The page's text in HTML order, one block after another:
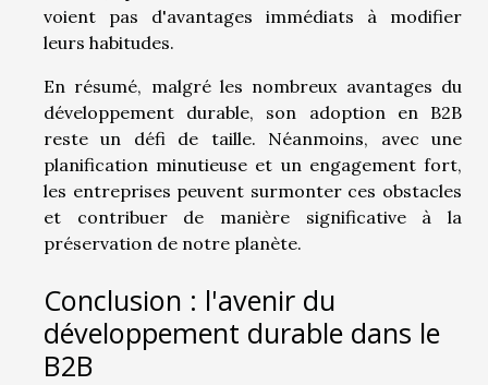
voient pas d'avantages immédiats à modifier
leurs habitudes.
En résumé, malgré les nombreux avantages du
développement durable, son adoption en B2B
reste un défi de taille. Néanmoins, avec une
planification minutieuse et un engagement fort,
les entreprises peuvent surmonter ces obstacles
et contribuer de manière significative à la
préservation de notre planète.
Conclusion : l'avenir du
développement durable dans le
B2B